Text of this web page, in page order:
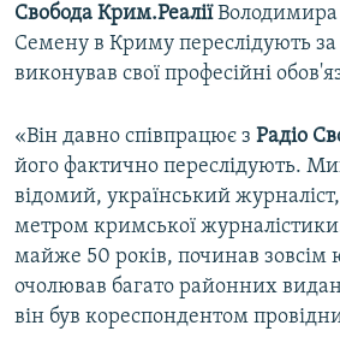
Свобода Крим.Реалії
Семену в Криму переслідують за
виконував свої професійні
«Він давно співпрацює з Радіо
його фактично переслідують.
відомий, український
метром кримської
майже 50 років, починав зовсім
очолював багато районних
він був кореспондентом